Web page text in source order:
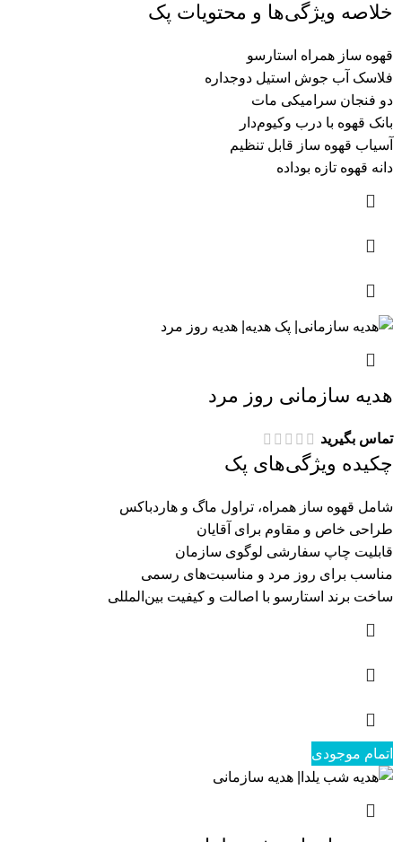
خلاصه ویژگی‌ها و محتویات پک
قهوه ساز همراه استارسو
فلاسک آب جوش استیل دوجداره
دو فنجان سرامیکی مات
بانک قهوه با درب وکیوم‌دار
آسیاب قهوه ساز قابل تنظیم
دانه قهوه تازه بوداده
هدیه سازمانی روز مرد
تماس بگیرید
چکیده ویژگی‌های پک
شامل قهوه ساز همراه، تراول ماگ و هاردباکس
طراحی خاص و مقاوم برای آقایان
قابلیت چاپ سفارشی لوگوی سازمان
مناسب برای روز مرد و مناسبت‌های رسمی
ساخت برند استارسو با اصالت و کیفیت بین‌المللی
اتمام موجودی